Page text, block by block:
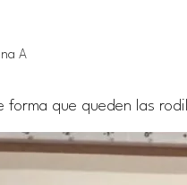
A
que queden las